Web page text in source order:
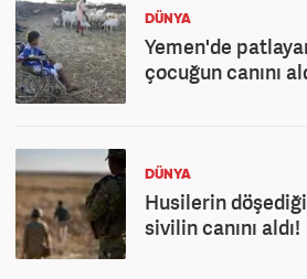
DÜNYA
Yemen'de
çocuğun canını
DÜNYA
Husilerin
sivilin canını aldı!